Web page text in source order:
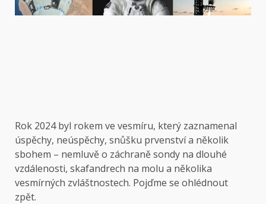
Rok 2024 byl rokem ve vesmíru, který zaznamenal
úspěchy, neúspěchy, snůšku prvenství a několik
sbohem – nemluvě o záchraně sondy na dlouhé
vzdálenosti, skafandrech na molu a několika
vesmírných zvláštnostech. Pojďme se ohlédnout
zpět.